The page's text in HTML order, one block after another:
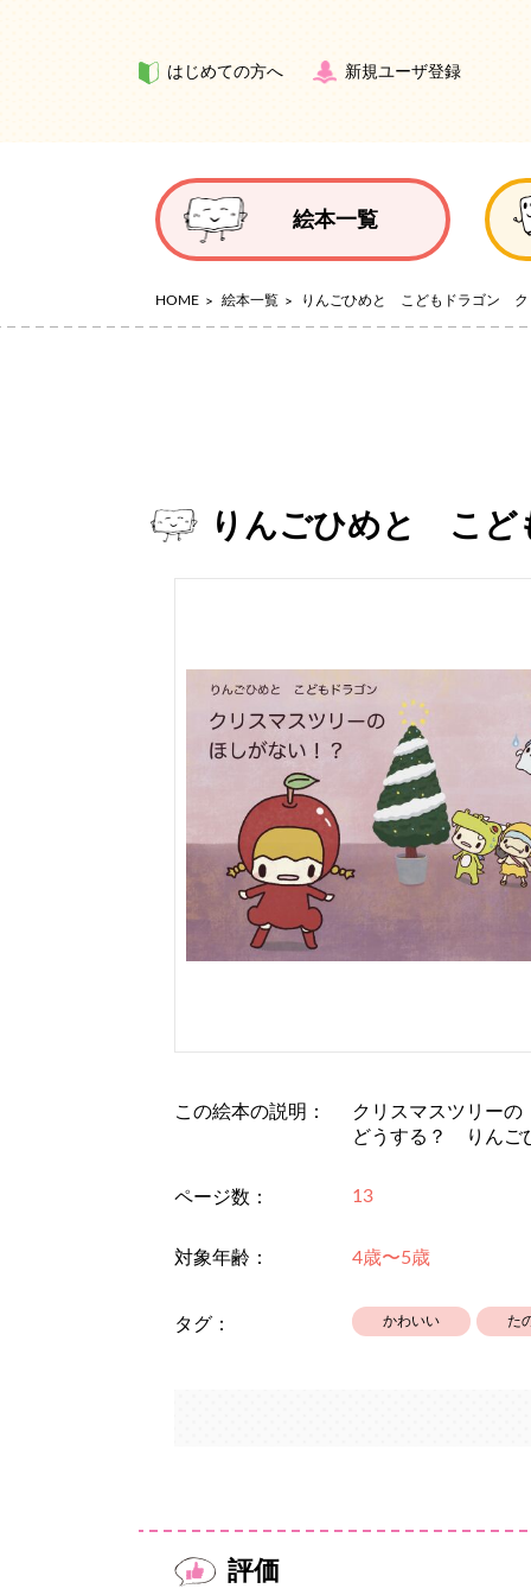
はじめての方へ 新規ユーザ登録
絵本一覧
HOME 絵本一覧 りんごひめと こどもドラゴン
りんごひめと こ
この絵本の説明：
クリスマスツリー
どうする？ りんご
ページ数： 13
対象年齢： 4歳〜5歳
タグ： かわいい た
評価